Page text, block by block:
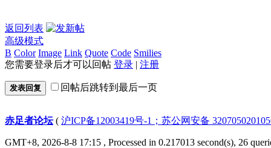
返回列表
高级模式
B Color Image Link Quote Code Smilies
您需要登录后才可以回帖 登录 | 注册
发表回复 回帖后跳转到最后一页
赤足者论坛( 沪ICP备12003419号-1；苏公网安备
GMT+8, 2026-8-8 17:15 , Processed in 0.217013 second(s), 26